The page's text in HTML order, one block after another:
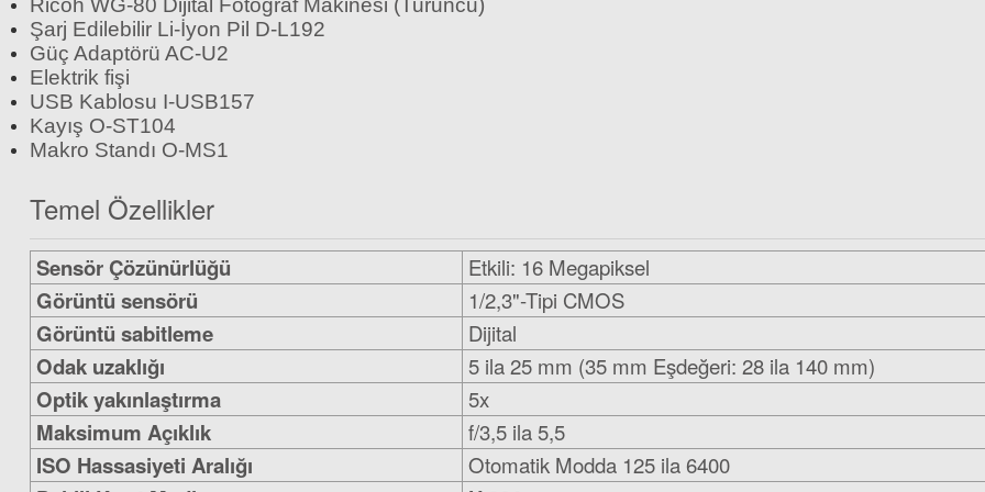
Sony 32GB SDHC 94MB/sn 4K Hafıza
398,05 TL
Ricoh WG-80 Dijital Fotoğraf Makinesi (Turuncu)
Şarj Edilebilir Li-İyon Pil D-L192
Güç Adaptörü AC-U2
Elektrik fişi
USB Kablosu I-USB157
Kayış O-ST104
Makro Standı O-MS1
Temel Özellikler
Sensör Çözünürlüğü Etkili: 16 Megapiksel
Görüntü sensörü 1/2,3"-Tipi CMOS
Görüntü sabitleme Dijital
Odak uzaklığı 5 ila 25 mm (35 mm Eşdeğeri: 28 ila 140 mm)
Optik yakınlaştırma 5x
Maksimum Açıklık f/3,5 ila 5,5
ISO Hassasiyeti Aralığı Otomatik Modda 125 ila 6400